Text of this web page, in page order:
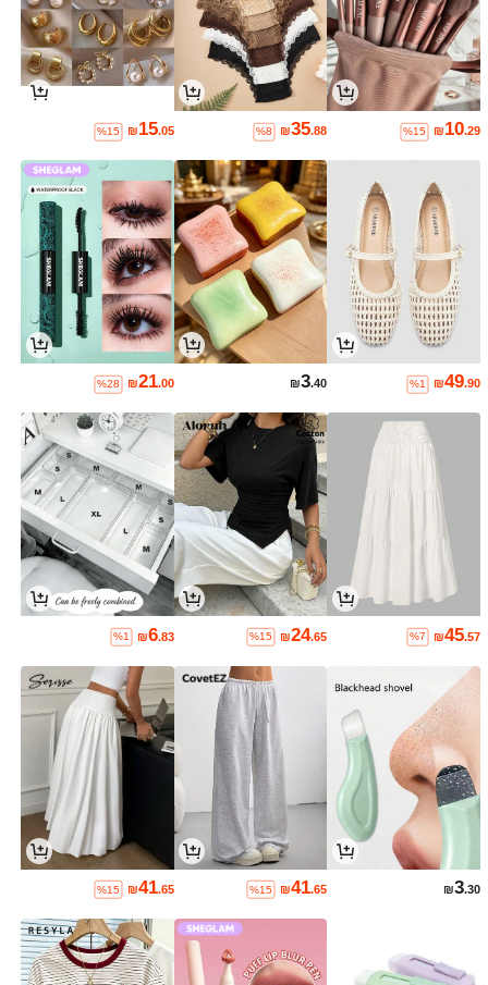
₪10.29
%15
₪35.88
%8
₪15.05
%15
₪49.90
%1
₪3.40
₪21.00
%28
₪45.57
%7
₪24.65
%15
₪6.83
%1
₪3.30
₪41.65
%15
₪41.65
%15